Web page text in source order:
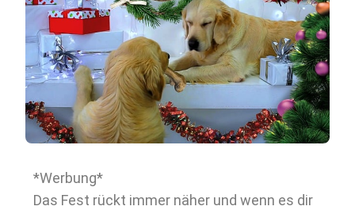
*Werbung*
Das Fest rückt immer näher und wenn es dir